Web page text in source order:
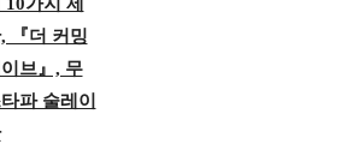
10가지 제
『더 커밍
브』, 무
파 술레이